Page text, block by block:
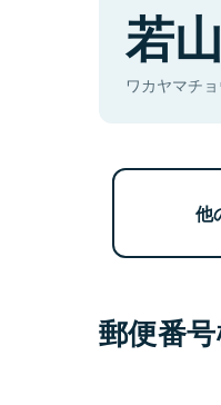
若
ワカヤマチョ
他
郵便番